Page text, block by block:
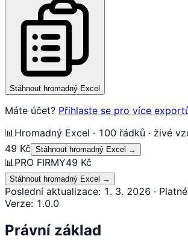
Stáhnout hromadný Excel
Máte účet? Přihlaste se pro více
📊 Hromadný Excel · 100 řádků · živé
49 Kč Stáhnout hromadný Excel →
📊 PRO FIRMY49 Kč
Stáhnout hromadný Excel →
Poslední aktualizace: 1. 3. 2026 ·
Verze: 1.0.0
Právní základ